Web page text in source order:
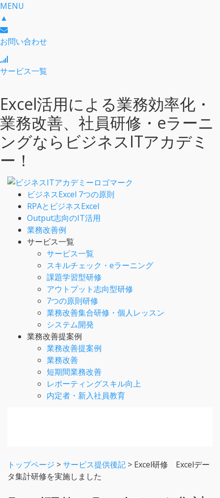
MENU
▲
お問い合わせ
サービス一覧
Excel活用による業務効率化・
業務改善、社員研修・eラーニ
ングならビジネスITアカデミ
ー！
ビジネスExcel 7つの原則
RPAとビジネスExcel
Output志向のIT活用
業務改善例
サービス一覧
サービス一覧
スキルチェック・eラーニング
課題学習型研修
アウトプット志向型研修
7つの原則研修
業務改善集合研修・個人レッスン
システム開発
業務改善提案例
業務改善提案例
業務改善
短期間業務改善
レポーティングスキル向上
内定者・新入社員教育
トップページ >サービス提供後記 > Excel研修 Excelデー
タ集計研修を実施しました